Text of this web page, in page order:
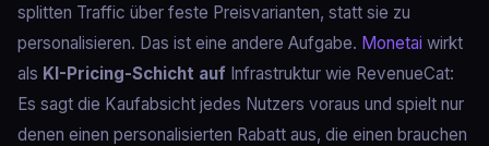
splitten Traffic über feste Preisvarianten, statt sie zu
personalisieren. Das ist eine andere Aufgabe. Monetai wirkt
als KI-Pricing-Schicht auf Infrastruktur wie RevenueCat:
Es sagt die Kaufabsicht jedes Nutzers voraus und spielt nur
denen einen personalisierten Rabatt aus, die einen brauchen